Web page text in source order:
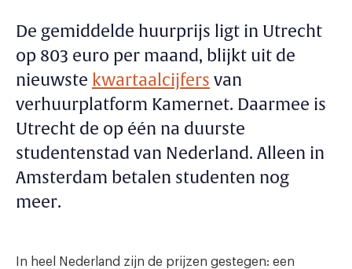
De gemiddelde huurprijs ligt in Utrecht
op 803 euro per maand, blijkt uit de
nieuwste kwartaalcijfers van
verhuurplatform Kamernet. Daarmee is
Utrecht de op één na duurste
studentenstad van Nederland. Alleen in
Amsterdam betalen studenten nog
meer.
In heel Nederland zijn de prijzen gestegen: een